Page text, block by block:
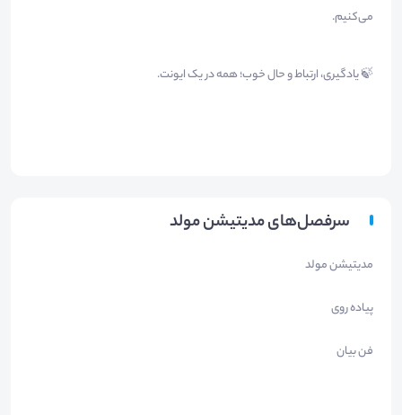
می‌کنیم.
🍃 یادگیری، ارتباط و حال خوب؛ همه در یک ایونت.
سرفصل‌های مدیتیشن مولد
مدیتیشن مولد
پیاده روی
فن بیان